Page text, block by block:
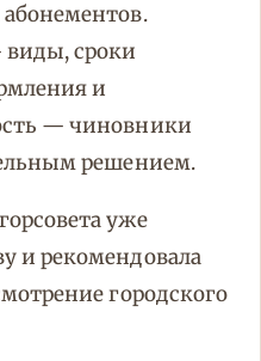
сроки
и
— чиновники
решением.
уже
и рекомендовала
городского